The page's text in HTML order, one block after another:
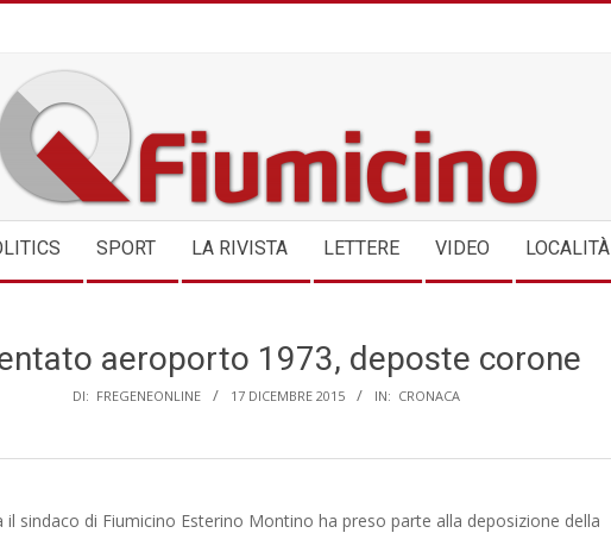
SPORT LA RIVISTA LETTERE VIDEO LOCALITÀ
aeroporto 1973, deposte corone
DI: FREGENEONLINE 17 DICEMBRE 2015 IN: CRONACA
il sindaco di Fiumicino Esterino Montino ha preso parte alla deposizione della